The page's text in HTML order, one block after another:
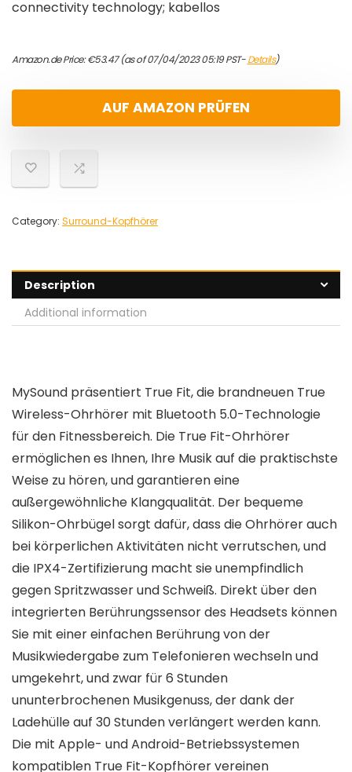
connectivity technology; kabellos
Amazon.de Price:€53.47(as of 07/04/2023 05:19 PST-Details)
AUF AMAZON PRÜFEN
Category: Surround-Kopfhörer
Description
Additional information
MySound präsentiert True Fit, die brandneuen True
Wireless-Ohrhörer mit Bluetooth 5.0-Technologie
für den Fitnessbereich. Die True Fit-Ohrhörer
ermöglichen es Ihnen, Ihre Musik auf die praktischste
Weise zu hören, und garantieren eine
außergewöhnliche Klangqualität. Der bequeme
Silikon-Ohrbügel sorgt dafür, dass die Ohrhörer auch
bei körperlichen Aktivitäten nicht verrutschen, und
die IPX4-Zertifizierung macht sie unempfindlich
gegen Spritzwasser und Schweiß. Direkt über den
integrierten Berührungssensor des Headsets können
Sie mit einer einfachen Berührung von der
Musikwiedergabe zum Telefonieren wechseln und
umgekehrt, und zwar für 6 Stunden
ununterbrochenen Musikgenuss, der dank der
Ladehülle auf 30 Stunden verlängert werden kann.
Die mit Apple- und Android-Betriebssystemen
kompatiblen True Fit-Kopfhörer vereinen